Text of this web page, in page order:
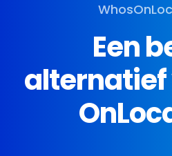
Een
alternatief